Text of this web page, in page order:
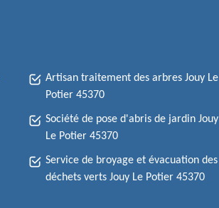
Artisan traitement des arbres Jouy Le
Potier 45370
Société de pose d'abris de jardin Jouy
Le Potier 45370
Service de broyage et évacuation des
déchets verts Jouy Le Potier 45370